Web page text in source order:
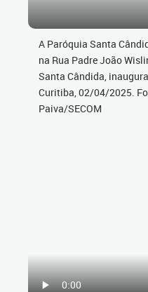
A Paróquia Santa
na Rua Padre João
Santa Cândida,
Curitiba, 02/04/2025.
Paiva/SECOM